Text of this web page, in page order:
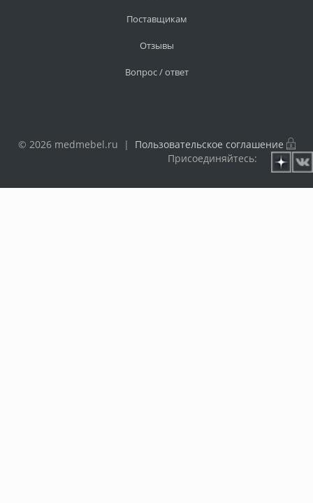
Поставщикам
Отзывы
Вопрос / ответ
© 2026 medmebel.ru | Пользовательское соглашение
Присоединяйтесь: